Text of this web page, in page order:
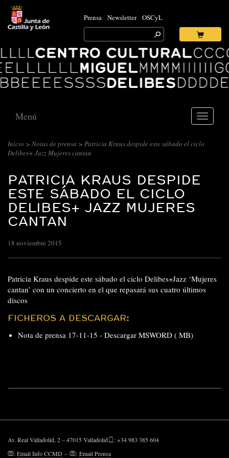
Prensa Newsletter OSCyL
Search
for:
Ok
Centro
Cultural
Miguel
Delibes
Toggle
Menú
Inicio > Notas de prensa > Patricia Kraus despide este sábado el ciclo
Delibes+ Jazz Mujeres cantan
PATRICIA KRAUS DESPIDE
ESTE SÁBADO EL CICLO
DELIBES+ JAZZ MUJERES
CANTAN
18 noviembre 2015
Patricia Kraus despide este sábado el ciclo Delibes+Jazz ‘Mujeres
cantan’ con un concierto en el que repasará sus cuatro últimos
discos
FICHEROS A DESCARGAR:
Nota de prensa 17-11-15 - Descargar MSWORD ( MB)
Av. Real Valladolid, 2 – 47015 Valladolid
: +34 983 385 604
:Email Info CCMD – : Email Prensa